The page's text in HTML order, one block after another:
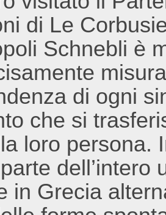
di Le
Schnebli è
di ogni
che si
loro persona.
dell’intero
in Grecia